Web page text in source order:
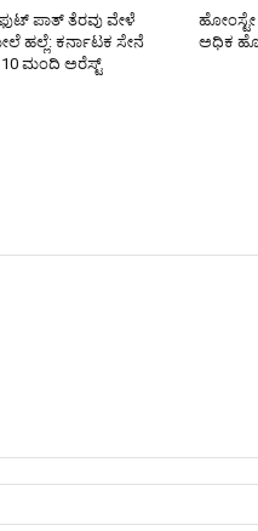
ಪಾತ್ ತೆರವು ವೇಳೆ
ಹಲ್ಲೆ: ಕರ್ನಾಟಕ ಸೇನೆ
ಮಂದಿ ಅರೆಸ್ಟ್
ಅಧಿಕ